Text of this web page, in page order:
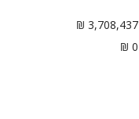
3,708,437 ₪
0 ₪